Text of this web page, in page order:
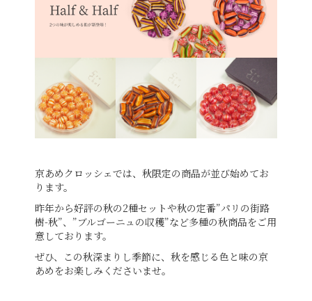
京あめクロッシェでは、秋限定の商品が並び始めてお
ります。
昨年から好評の秋の2種セットや秋の定番”パリの街路
樹-秋”、”ブルゴーニュの収穫”など多種の秋商品をご用
意しております。
ぜひ、この秋深まりし季節に、秋を感じる色と味の京
あめをお楽しみくださいませ。